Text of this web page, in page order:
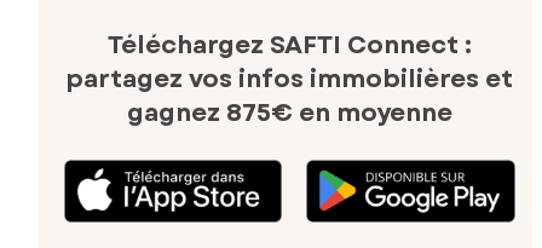
Téléchargez SAFTI Connect :
partagez vos infos immobilières et
gagnez 875€ en moyenne